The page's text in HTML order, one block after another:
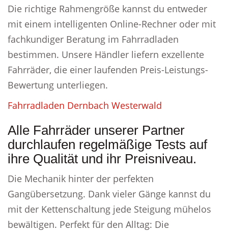
Die richtige Rahmengröße kannst du entweder
mit einem intelligenten Online-Rechner oder mit
fachkundiger Beratung im Fahrradladen
bestimmen. Unsere Händler liefern exzellente
Fahrräder, die einer laufenden Preis-Leistungs-
Bewertung unterliegen.
Fahrradladen Dernbach Westerwald
Alle Fahrräder unserer Partner
durchlaufen regelmäßige Tests auf
ihre Qualität und ihr Preisniveau.
Die Mechanik hinter der perfekten
Gangübersetzung. Dank vieler Gänge kannst du
mit der Kettenschaltung jede Steigung mühelos
bewältigen. Perfekt für den Alltag: Die